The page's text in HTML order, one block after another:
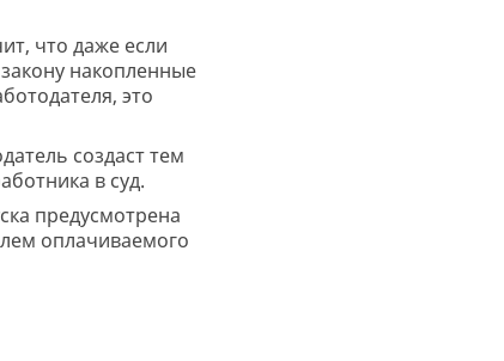
что даже если
накопленные
это
создаст тем
в суд.
предусмотрена
оплачиваемого